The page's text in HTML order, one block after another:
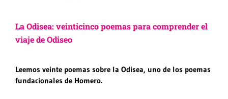
La Odisea: veinticinco poemas para comprender el
viaje de Odiseo
Leemos veinte poemas sobre la Odisea, uno de los poemas
fundacionales de Homero.